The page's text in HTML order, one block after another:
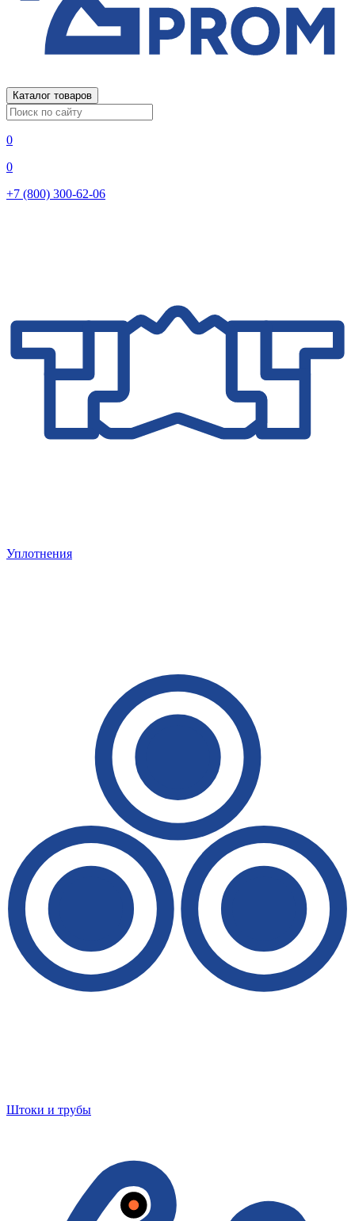
Каталог товаров
0
0
+7 (800) 300-62-06
Уплотнения
Штоки и трубы